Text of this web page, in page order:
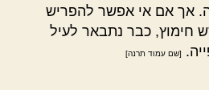
אך אם אי אפשר להפריש
חימוץ, כבר נתבאר לעיל
[שם עמוד תרנה]